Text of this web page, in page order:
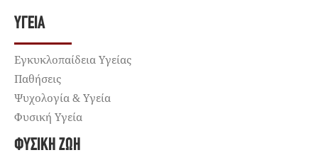
ΥΓΕΊΑ
Εγκυκλοπαίδεια Υγείας
Παθήσεις
Ψυχολογία & Υγεία
Φυσική Υγεία
ΦΥΣΙΚΉ ΖΩΉ